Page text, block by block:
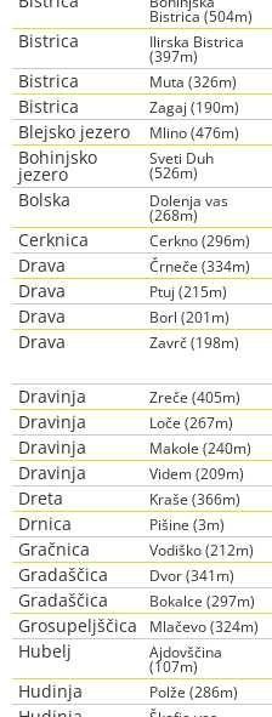
Bistrica (504m)
Bistrica
Ilirska Bistrica
(397m)
Bistrica
Muta (326m)
Bistrica
Zagaj (190m)
Blejsko jezero
Mlino (476m)
Bohinjsko
jezero
Sveti Duh
(526m)
Bolska
Dolenja vas
(268m)
Cerknica
Cerkno (296m)
Drava
Črneče (334m)
Drava
Ptuj (215m)
Drava
Borl (201m)
Drava
Zavrč (198m)
Dravinja Zreče (405m)
Dravinja
Loče (267m)
Dravinja
Makole (240m)
Dravinja
Videm (209m)
Dreta
Kraše (366m)
Drnica
Pišine (3m)
Gračnica
Vodiško (212m)
Gradaščica
Dvor (341m)
Gradaščica
Bokalce (297m)
Grosupeljščica
Mlačevo (324m)
Hubelj
Ajdovščina
(107m)
Hudinja
Polže (286m)